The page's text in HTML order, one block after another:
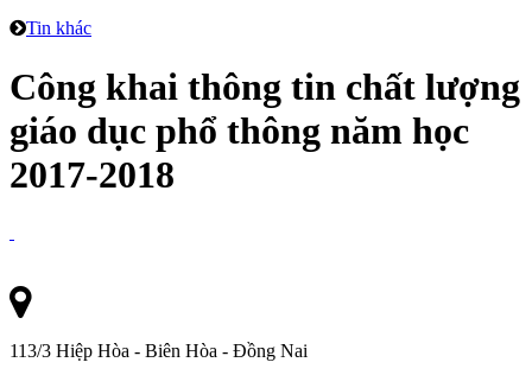
Tin khác
Công khai thông tin chất lượng
giáo dục phổ thông năm học
2017-2018
113/3 Hiệp Hòa - Biên Hòa - Đồng Nai